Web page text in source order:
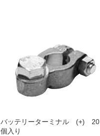
バッテリーターミナル (+) 20
個入り